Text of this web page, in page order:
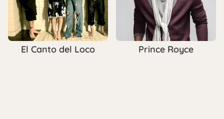
El Canto del Loco Prince Royce